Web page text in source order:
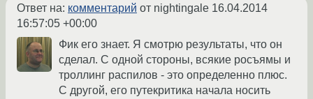
Ответ на: комментарий от nightingale 16.04.2014
16:57:05 +00:00
Фик его знает. Я смотрю результаты, что он
сделал. С одной стороны, всякие росъямы и
троллинг распилов - это определенно плюс.
С другой, его путекритика начала носить